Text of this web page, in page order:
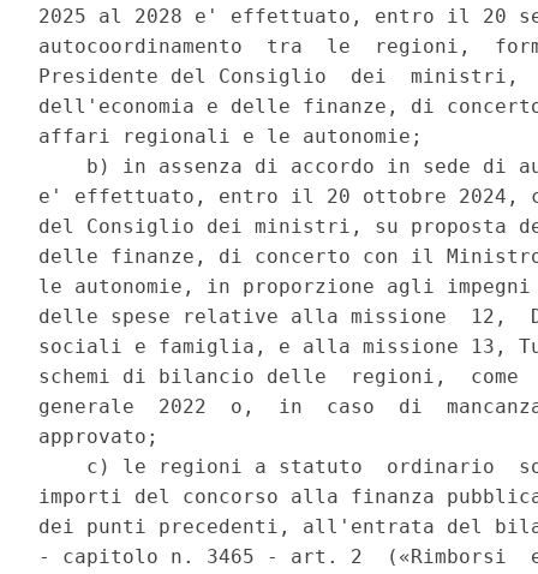
2025 al 2028 e' effettuato, entro il 20
autocoordinamento  tra  le  regioni,
Presidente del Consiglio  dei  ministri,
dell'economia e delle finanze, di
affari regionali e le autonomie;
b) in assenza di accordo in sede di
e' effettuato, entro il 20 ottobre 2024,
del Consiglio dei ministri, su proposta
delle finanze, di concerto con il
le autonomie, in proporzione agli
delle spese relative alla missione
sociali e famiglia, e alla missione 13,
schemi di bilancio delle  regioni,
generale  2022  o,  in  caso  di
approvato;
c) le regioni a statuto  ordinario
importi del concorso alla finanza
dei punti precedenti, all'entrata del
- capitolo n. 3465 - art. 2  («Rimborsi